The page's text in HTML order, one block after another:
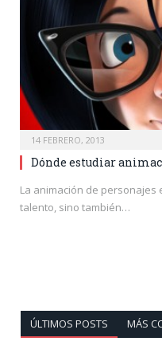
14 FEBRERO, 2013
Dónde estudiar
La animación de
talento, sino también…
ÚLTIMOS POSTS MÁS